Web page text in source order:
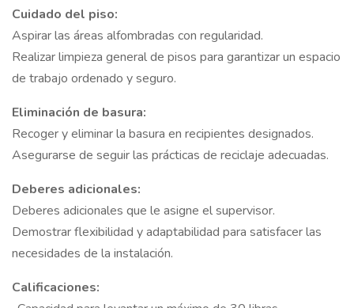
Cuidado del piso:
Aspirar las áreas alfombradas con regularidad.
Realizar limpieza general de pisos para garantizar un espacio
de trabajo ordenado y seguro.
Eliminación de basura:
Recoger y eliminar la basura en recipientes designados.
Asegurarse de seguir las prácticas de reciclaje adecuadas.
Deberes adicionales:
Deberes adicionales que le asigne el supervisor.
Demostrar flexibilidad y adaptabilidad para satisfacer las
necesidades de la instalación.
Calificaciones: